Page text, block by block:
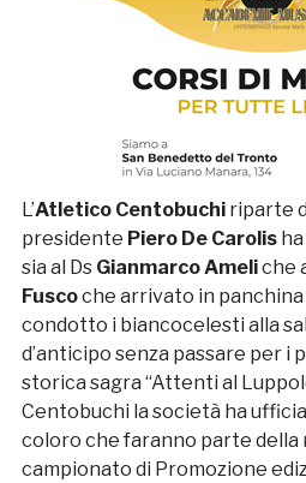
L’Atletico Centobuchiriparte
presidente Piero De Carolisha
sia al Ds Gianmarco Ameliche
Fuscoche arrivato in panchina
condotto i biancocelesti alla
d’anticipo senza passare per i
storica sagra “Attenti al
Centobuchi la società ha
coloro che faranno parte della
campionato di Promozione